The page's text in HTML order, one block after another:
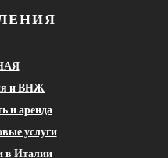
и ВНЖ
и аренда
услуги
в Италии